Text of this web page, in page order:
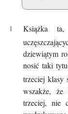
Książka ta,
dziewiątym
nosić taki
trzeciej klasy
wszakże, że
trzeciej, nie